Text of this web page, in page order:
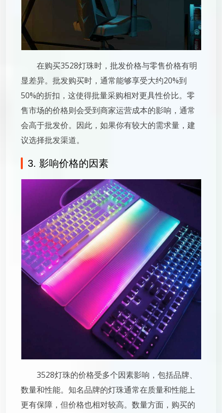
在购买3528灯珠时，批发价格与零售价格有明
显差异。批发购买时，通常能够享受大约20%到
50%的折扣，这使得批量采购相对更具性价比。零
售市场的价格则会受到商家运营成本的影响，通常
会高于批发价。因此，如果你有较大的需求量，建
议选择批发渠道。
3. 影响价格的因素
3528灯珠的价格受多个因素影响，包括品牌、
数量和性能。知名品牌的灯珠通常在质量和性能上
更有保障，但价格也相对较高。数量方面，购买的